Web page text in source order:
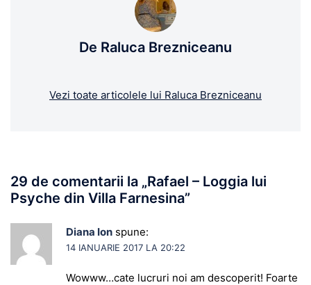
De Raluca Brezniceanu
Vezi toate articolele lui Raluca Brezniceanu
29 de comentarii la „Rafael – Loggia lui
Psyche din Villa Farnesina”
Diana Ion spune:
14 IANUARIE 2017 LA 20:22
Wowww…cate lucruri noi am descoperit! Foarte